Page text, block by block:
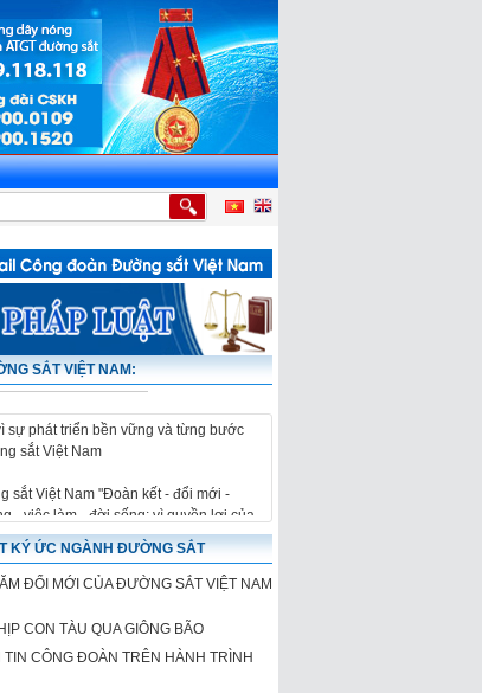
DI CHUYỂN HỆ THỐNG THÔNG TIN, TÍN HIỆU ĐƯỜNG SẮT
SẮT VIỆT NAM:
sắt Việt Nam "Đoàn kết - đổi mới -
- việc làm - đời sống; vì quyền lợi của
sự phát triển bền vững và từng bước
sắt Việt Nam
sắt Việt Nam "Đoàn kết - đổi mới -
- việc làm - đời sống; vì quyền lợi của
sắt Việt Nam
KÝ ỨC NGÀNH ĐƯỜNG SẮT
ĐỔI MỚI CỦA ĐƯỜNG SẮT VIỆT NAM
CON TÀU QUA GIÔNG BÃO
CÔNG ĐOÀN TRÊN HÀNH TRÌNH